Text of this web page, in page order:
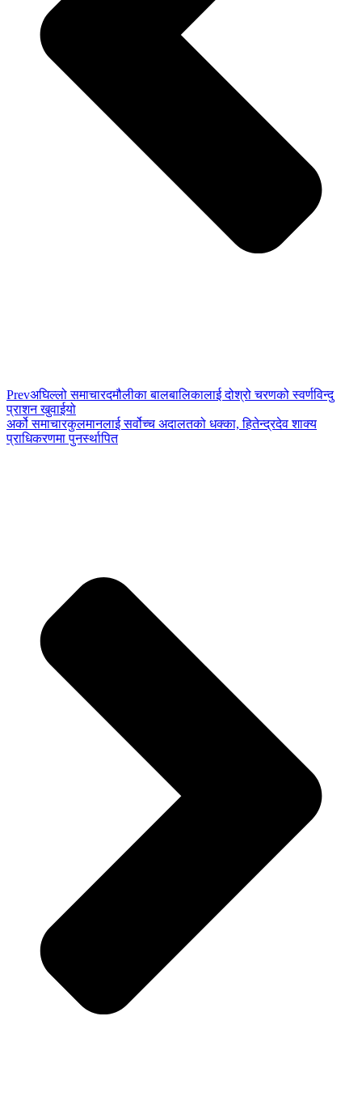
Prevअघिल्लो समाचारदमौलीका बालबालिकालाई दोश्रो चरणको स्वर्णविन्दु
प्राशन खुवाईयो
अर्को समाचारकुलमानलाई सर्वोच्च अदालतको धक्का, हितेन्द्रदेव शाक्य
प्राधिकरणमा पुनर्स्थापित